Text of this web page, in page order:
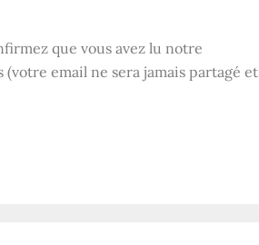
que vous avez lu notre
email ne sera jamais partagé et